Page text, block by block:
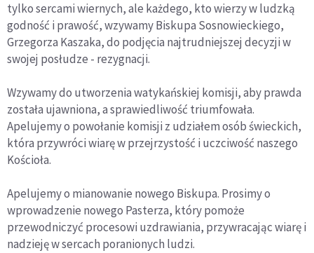
tylko sercami wiernych, ale każdego, kto wierzy w ludzką
godność i prawość, wzywamy Biskupa Sosnowieckiego,
Grzegorza Kaszaka, do podjęcia najtrudniejszej decyzji w
swojej posłudze - rezygnacji.
Wzywamy do utworzenia watykańskiej komisji, aby prawda
została ujawniona, a sprawiedliwość triumfowała.
Apelujemy o powołanie komisji z udziałem osób świeckich,
która przywróci wiarę w przejrzystość i uczciwość naszego
Kościoła.
Apelujemy o mianowanie nowego Biskupa. Prosimy o
wprowadzenie nowego Pasterza, który pomoże
przewodniczyć procesowi uzdrawiania, przywracając wiarę i
nadzieję w sercach poranionych ludzi.